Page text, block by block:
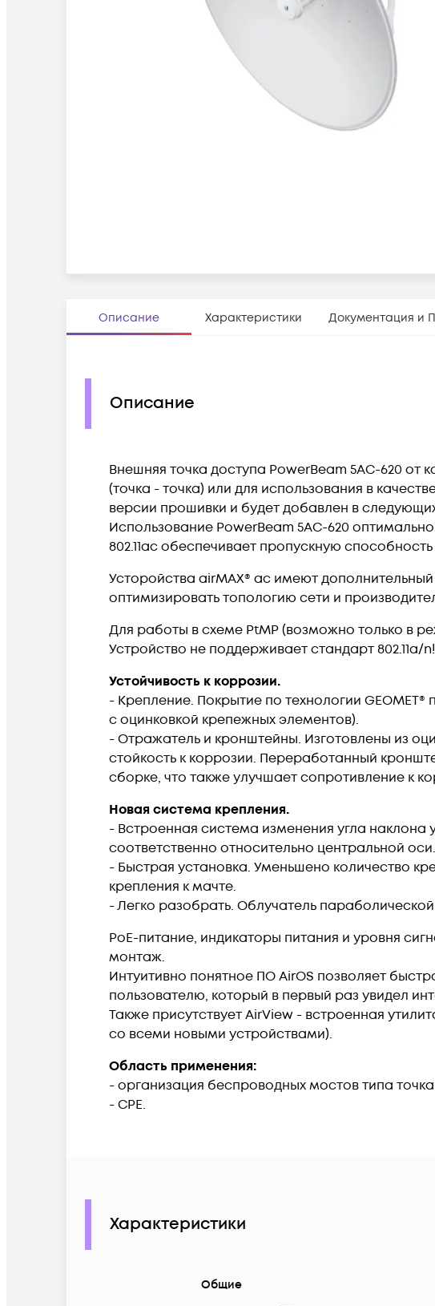
Описание Характеристики Документация и
Описание
Внешняя точка доступа PowerBeam 5AC-620 от
(точка - точка) или для использования в
версии прошивки и будет добавлен в
Использование PowerBeam 5AC-620
802.11ac обеспечивает пропускную
Усторойства airMAX® ac имеют
оптимизировать топологию сети и
Для работы в схеме PtMP (возможно только в
Устройство не поддерживает стандарт 802.11a/n!
Устойчивость к коррозии.
- Крепление. Покрытие по технологии
с оцинковкой крепежных элементов).
- Отражатель и кронштейны. Изготовлены из
стойкость к коррозии. Переработанный
сборке, что также улучшает сопротивление к
Новая система крепления.
- Встроенная система изменения угла наклона
соответственно относительно центральной оси.
- Быстрая установка. Уменьшено количество
крепления к мачте.
- Легко разобрать. Облучатель
PoE-питание, индикаторы питания и уровня
монтаж.
Интуитивно понятное ПО AirOS позволяет
пользователю, который в первый раз увидел
Также присутствует AirView - встроенная
со всеми новыми устройствами).
Область применения:
- организация беспроводных мостов типа
- CPE.
Характеристики
Общие